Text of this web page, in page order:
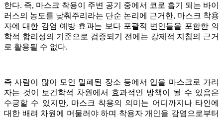
한다. 즉, 마스크 착용이 주변 공기 중에서 코로 흡기 되는 바이
러스의 농도를 낮춰주리라는 단순 논리에 근거한, 마스크 착용
자에 대한 감염 예방 효과는 보다 포괄적 변인들을 포함한 의
학적 합리성의 기준으로 검증되기 전에는 강제적 지침의 근거
로 활용될 수 없다.
즉 사람이 많이 모인 밀폐된 장소 등에서 입을 마스크로 가리
자는 것이 보건학적 차원에서 효과적인 방책이 될 수 있음은
수긍할 수 있지만, 마스크 착용의 의미는 어디까지나 타인에
대한 배려 차원에 머물러야 하며 착용자 개인을 감염으로부터